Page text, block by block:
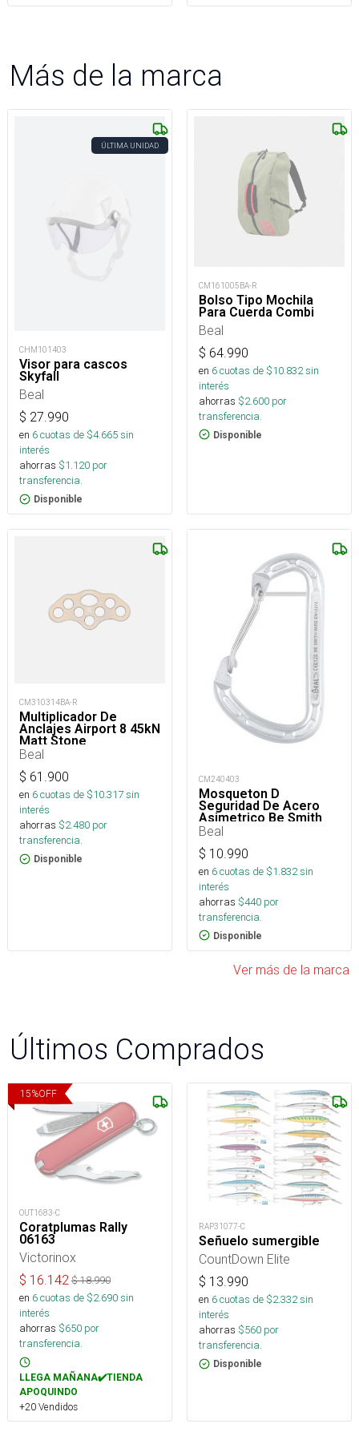
Más de la marca
ÚLTIMA UNIDAD
CHM101403
Visor para cascos
Skyfall
Beal
$ 27.990
en 6cuotas de $4.665sin
interés
ahorras $1.120 por
transferencia.
Disponible
CM161005BA-R
Bolso Tipo Mochila
Para Cuerda Combi
Beal
$ 64.990
en 6cuotas de $10.832sin
interés
ahorras $2.600 por
transferencia.
Disponible
CM310314BA-R
Multiplicador De
Anclajes Airport 8 45kN
Matt Stone
Beal
$ 61.900
en 6cuotas de $10.317sin
interés
ahorras $2.480 por
transferencia.
Disponible
CM240403
Mosqueton D
Seguridad De Acero
Asimetrico Be Smith
Captive
Beal
$ 10.990
en 6cuotas de $1.832sin
interés
ahorras $440 por
transferencia.
Disponible
Ver más de la marca
Últimos Comprados
15%OFF
OUT1683-C
Coratplumas Rally
06163
Victorinox
$ 16.142 $18.990
en 6cuotas de $2.690sin
interés
ahorras $650 por
transferencia.
LLEGA MAÑANA✔️TIENDA
APOQUINDO
+20 Vendidos
RAP31077-C
Señuelo sumergible
CountDown Elite
$ 13.990
en 6cuotas de $2.332sin
interés
ahorras $560 por
transferencia.
Disponible